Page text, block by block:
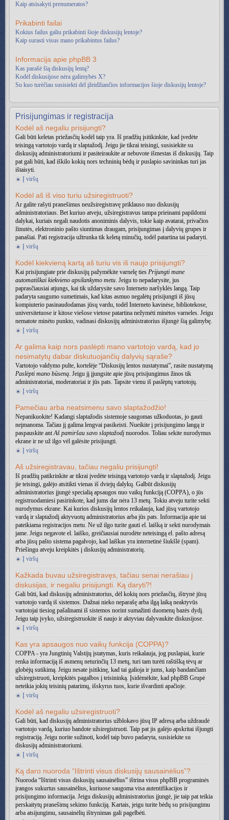
Kaip atsisakyti prenumeratos?
Prikabinti failai
Kokius failus galiu prikabinti šioje diskusijų lentoje?
Kaip surasti visus mano prikabintus failus?
Informacija apie phpBB 3
Kas parašė šią diskusijų lentą?
Kodėl diskusijose nėra galimybės X?
Su kuo turėčiau susisiekti dėl įžeidžiančios informacijos šioje diskusijų lentoje?
Prisijungimas ir registracija
Kodėl aš negaliu prisijungti?
Gali būti keletas priežasčių kodėl taip yra. Iš pradžių įsitikinkite, kad įvedėte
teisingą vartotojo vardą ir slaptažodį. Jeigu jie tikrai teisingi, susisiekite su
diskusijų administratoriumi ir pasiteiraukite ar nebuvote išmestas iš diskusijų. Taip
pat gali būti, kad iškilo kokių nors techninių bėdų ir puslapio savininkas turi jas
ištaisyti.
Į viršų
Kodėl aš iš viso turiu užsiregistruoti?
Ar galite rašyti pranešimus neužsiregistravę priklauso nuo diskusijų
administratoriaus. Bet kuriuo atveju, užsiregistravus tampa prieinami papildomi
dalykai, kuriais negali naudotis anoniminis dalyvis, tokie kaip avatarai, privačios
žinutės, elektroninio pašto siuntimas draugam, prisijungimas į dalyvių grupes ir
panašiai. Pati registracija užtrunka tik keletą minučių, todėl patartina tai padaryti.
Į viršų
Kodėl kiekvieną kartą aš turiu vis iš naujo prisijungti?
Kai prisijungiate prie diskusijų pažymėkite varnelę ties Prijungti mane
automatiškai kiekvieno apsilankymo metu. Jeigu to nepadarysite, jus
paprasčiausiai atjungs, kai tik uždarysite savo Interneto naršyklės langą. Taip
padaryta saugumo sumetimais, kad kitas asmuo negalėtų prisijungti iš jūsų
kompiuterio pasinaudodamas jūsų vardu, todėl Interneto kavinėse, bibliotekose,
universitetuose ir kitose viešose vietose patartina nežymėti minėtos varneles. Jeigu
nematote minėto punkto, vadinasi diskusijų administratorius išjungė šią galimybę.
Į viršų
Ar galima kaip nors paslėpti mano vartotojo vardą, kad jo
nesimatytų dabar diskutuojančių dalyvių sąraše?
Vartotojo valdymo pulte, kortelėje “Diskusijų lentos nustatymai”, rasite nustatymą
Paslėpti mano būseną. Jeigu jį įjungsite apie jūsų prisijungimus žinos tik
administratoriai, moderatoriai ir jūs pats. Tapsite vienu iš paslėptų vartotojų.
Į viršų
Pamečiau arba neatsimenu savo slaptažodžio!
Nepanikuokite! Kadangi slaptažodis sistemoje saugomas užkoduotas, jo gauti
neįmanoma. Tačiau jį galima lengvai pasikeisti. Nueikite į prisijungimo langą ir
paspauskite antAš pamiršau savo slaptažodį nuorodos. Toliau sekite nurodymus
ekrane ir ne už ilgo vėl galėsite prisijungti.
Į viršų
Aš užsiregistravau, tačiau negaliu prisijungti!
Iš pradžių patikrinkite ar tikrai įvedėte teisingą vartotojo vardą ir slaptažodį. Jeigu
jie teisingi, galėjo atsitikti vienas iš dviejų dalykų. Galbūt diskusijų
administratorius įjungė specialią apsaugos nuo vaikų funkciją (COPPA), o jūs
registruodamiesi pasirinkote, kad jums dar nėra 13 metų. Tokiu atveju turite sekti
nurodymus ekrane. Kai kurios diskusijų lentos reikalauja, kad jūsų vartotojo
vardą ir slaptažodį aktyvuotų administratorius arba jūs pats. Informacija apie tai
pateikiama registracijos metu. Ne už ilgo turite gauti el. laišką ir sekti nurodymais
jame. Jeigu negavote el. laiško, greičiausiai nurodėte neteisingą el. pašto adresą
arba jūsų pašto sistema pagalvojo, kad laiškas yra internetinė šiukšlė (spam).
Priešingu atveju kreipkitės į diskusijų administratorių.
Į viršų
Kažkada buvau užsiregistravęs, tačiau senai nerašiau į
diskusijas, ir negaliu prisijungti. Ką daryti?!
Gali būti, kad diskusijų administratorius, dėl kokių nors priežasčių, ištrynė jūsų
vartotojo vardą iš sistemos. Dažnai nieko neparašę arba ilgą laiką neaktyvūs
vartotojai tiesiog pašalinami iš sistemos norint sumažinti duomenų bazės dydį.
Jeigu taip įvyko, užsiregistruokite iš naujo ir aktyviau dalyvaukite diskusijose.
Į viršų
Kas yra apsaugos nuo vaikų funkcija (COPPA)?
COPPA - yra Jungtinių Valstijų įstatymas, kuris reikalauja, jog puslapiai, kurie
renka informaciją iš asmenų neturinčių 13 metų, turi tam turėti raštišką tėvų ar
globėjų sutikimą. Jeigu nesate įsitikinę, kad tai galioja ir jums, kaip bandančiam
užsiregistruoti, kreipkitės pagalbos į teisininką. Įsidėmėkite, kad phpBB Grupė
neteikia jokių teisinių patarimų, išskyrus tuos, kurie išvardinti apačioje.
Į viršų
Kodėl aš negaliu užsiregistruoti?
Gali būti, kad diskusijų administratorius užblokavo jūsų IP adresą arba uždraudė
vartotojo vardą, kuriuo bandote užsiregistruoti. Taip pat jis galėjo apskritai išjungti
registraciją. Jeigu norite sužinoti, kodėl taip buvo padaryta, susisiekite su
diskusijų administratoriumi.
Į viršų
Ką daro nuoroda “Ištrinti visus diskusijų sausainėlius”?
Nuoroda “Ištrinti visus diskusijų sausainėlius” ištrina visus phpBB programinės
įrangos sukurtus sausainėlius, kuriuose saugoma visa autentifikacijos ir
prisijungimo informacija. Jeigu diskusijų administratorius įjungė, jie taip pat teikia
perskaitytų pranešimų sekimo funkciją. Kartais, jeigu turite bėdų su prisijungimu
arba atsijungimu, sausainėlių ištrynimas gali pagelbėti.